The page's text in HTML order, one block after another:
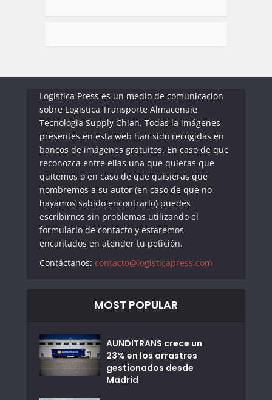
Logistica Press es un medio de comunicación
sobre Logistica Transporte Almacenaje
Tecnologia Supply Chian. Todas la imágenes
presentes en esta web han sido recogidas en
bancos de imágenes gratuitos. En caso de que
reconozca entre ellas una que quieras que
quitemos o en caso de que quisieras que
nombremos a su autor (en caso de que no
hayamos sabido encontrarlo) puedes
escribirnos sin problemas utilizando el
formulario de contacto y estaremos
encantados en atender tu petición.
Contáctanos: contacto@logisticapress.com
MOST POPULAR
AUNDITRANS crece un
23% en los arrastres
gestionados desde
Madrid